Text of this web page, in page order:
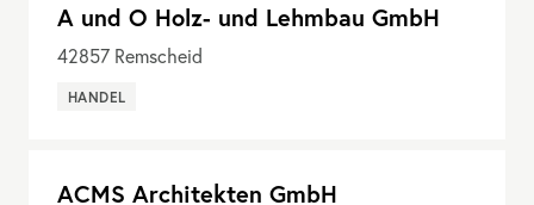
A und O Holz- und Lehmbau GmbH
42857 Remscheid
HANDEL
ACMS Architekten GmbH